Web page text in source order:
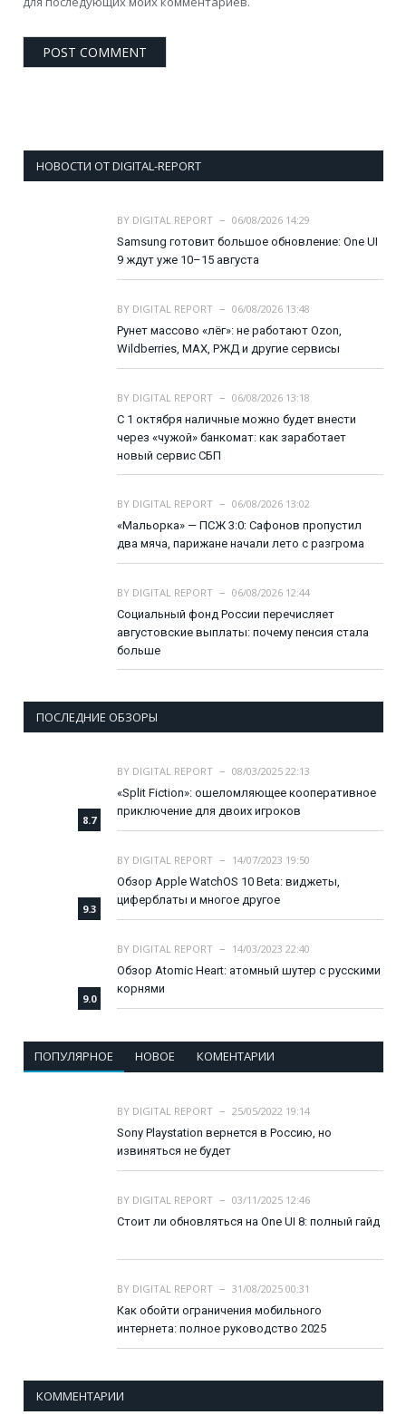
НОВОСТИ ОТ DIGITAL-REPORT
BY DIGITAL REPORT
06/08/2026 14:29
Samsung готовит большое обновление: One UI
9 ждут уже 10–15 августа
BY DIGITAL REPORT
06/08/2026 13:48
Рунет массово «лёг»: не работают Ozon,
Wildberries, MAX, РЖД и другие сервисы
BY DIGITAL REPORT
06/08/2026 13:18
С 1 октября наличные можно будет внести
через «чужой» банкомат: как заработает
новый сервис СБП
BY DIGITAL REPORT
06/08/2026 13:02
«Мальорка» — ПСЖ 3:0: Сафонов пропустил
два мяча, парижане начали лето с разгрома
BY DIGITAL REPORT
06/08/2026 12:44
Социальный фонд России перечисляет
августовские выплаты: почему пенсия стала
больше
ПОСЛЕДНИЕ ОБЗОРЫ
8.7
BY DIGITAL REPORT
08/03/2025 22:13
«Split Fiction»: ошеломляющее кооперативное
приключение для двоих игроков
9.3
BY DIGITAL REPORT
14/07/2023 19:50
Обзор Apple WatchOS 10 Beta: виджеты,
циферблаты и многое другое
9.0
BY DIGITAL REPORT
14/03/2023 22:40
Обзор Atomic Heart: атомный шутер с русскими
корнями
ПОПУЛЯРНОЕ НОВОЕ КОМЕНТАРИИ
BY DIGITAL REPORT
25/05/2022 19:14
Sony Playstation вернется в Россию, но
извиняться не будет
BY DIGITAL REPORT
03/11/2025 12:46
Стоит ли обновляться на One UI 8: полный гайд
BY DIGITAL REPORT
31/08/2025 00:31
Как обойти ограничения мобильного
интернета: полное руководство 2025
КОММЕНТАРИИ